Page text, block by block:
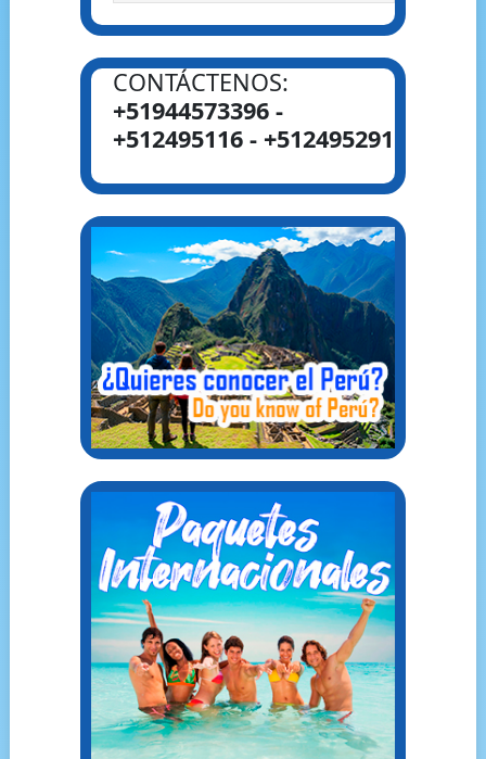
CONTÁCTENOS:
+51944573396 -
+512495116 - +512495291